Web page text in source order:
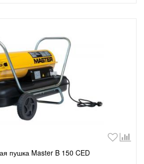
пушка Master B 150 CED